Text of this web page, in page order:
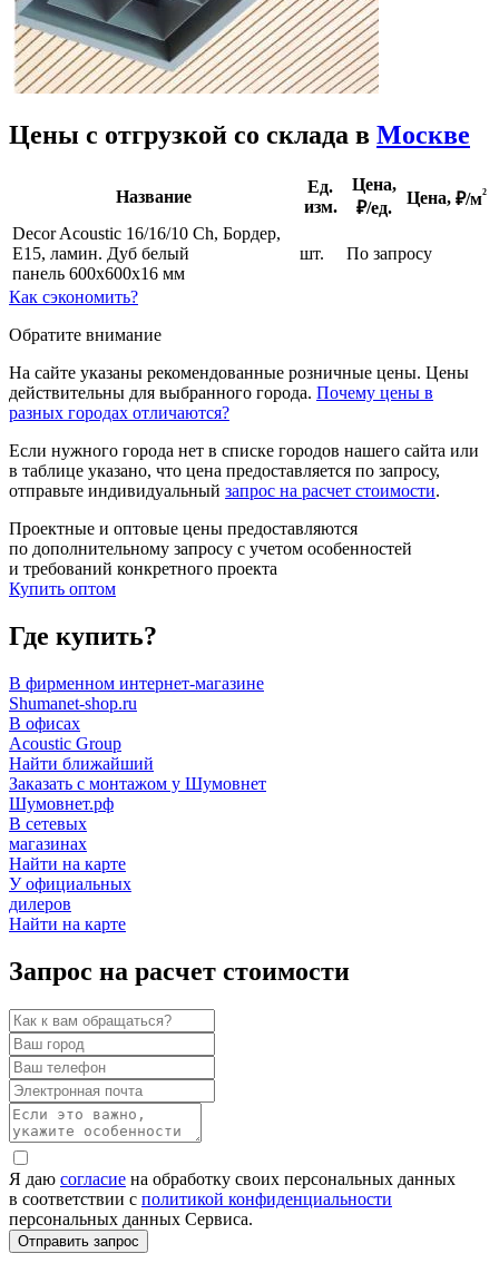
Цены с отгрузкой со склада в Москве
Название
Ед.
изм.
Цена,
₽/ед.
Цена, ₽/м²
Decor Acoustic 16/16/10 Ch, Бордер,
E15, ламин. Дуб белый
панель 600х600х16 мм
шт. По запросу
Как сэкономить?
Обратите внимание
На сайте указаны рекомендованные розничные цены. Цены
действительны для выбранного города. Почему цены в
разных городах отличаются?
Если нужного города нет в списке городов нашего сайта или
в таблице указано, что цена предоставляется по запросу,
отправьте индивидуальный запрос на расчет стоимости.
Проектные и оптовые цены предоставляются
по дополнительному запросу с учетом особенностей
и требований конкретного проекта
Купить оптом
Где купить?
В фирменном интернет-магазине
Shumanet-shop.ru
В офисах
Acoustic Group
Найти ближайший
Заказать с монтажом у Шумовнет
Шумовнет.рф
В сетевых
магазинах
Найти на карте
У официальных
дилеров
Найти на карте
Запрос на расчет стоимости
Я даю согласие на обработку своих персональных данных
в соответствии с политикой конфиденциальности
персональных данных Сервиса.